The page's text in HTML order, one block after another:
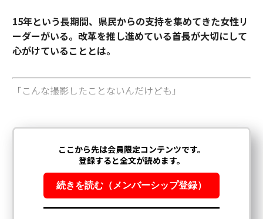
15年という長期間、県民からの支持を集めてきた女性リ
ーダーがいる。改革を推し進めている首長が大切にして
心がけていることとは。
「こんな撮影したことないんだけども」